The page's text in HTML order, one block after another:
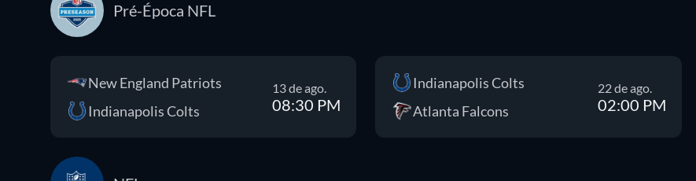
Pré-Época NFL
New England Patriots
Indianapolis Colts
13 de ago.
08:30 PM
Indianapolis Colts
Atlanta Falcons
22 de ago.
02:00 PM